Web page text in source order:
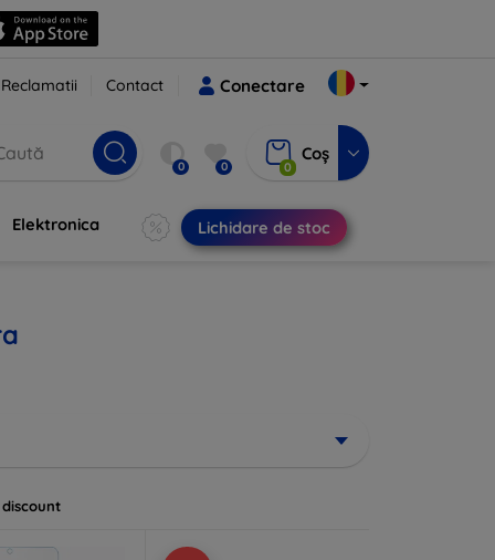
Reclamatii Contact Conectare
0 0 0
Coș
Elektronica Lichidare de stoc
discount